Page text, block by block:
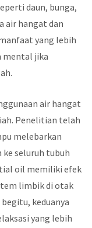
daun, bunga,
air hangat dan
yang lebih
mental jika
air hangat
Penelitian telah
melebarkan
ke seluruh tubuh
oil memiliki efek
limbik di otak
keduanya
yang lebih